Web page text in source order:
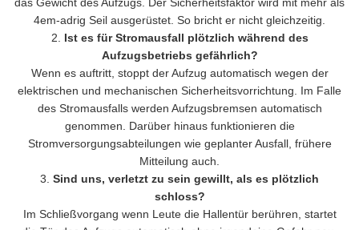
4em-adrig Seil ausgerüstet. So bricht er nicht gleichzeitig.
2. Ist es für Stromausfall plötzlich während des
Aufzugsbetriebs gefährlich?
Wenn es auftritt, stoppt der Aufzug automatisch wegen der
elektrischen und mechanischen Sicherheitsvorrichtung. Im Falle
des Stromausfalls werden Aufzugsbremsen automatisch
genommen. Darüber hinaus funktionieren die
Stromversorgungsabteilungen wie geplanter Ausfall, frühere
Mitteilung auch.
3. Sind uns, verletzt zu sein gewillt, als es plötzlich
schloss?
Im Schließvorgang wenn Leute die Hallentür berühren, startet